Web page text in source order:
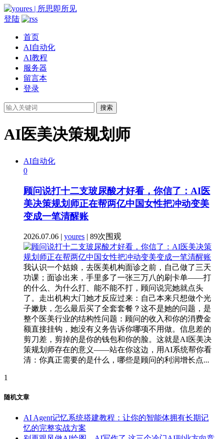
登陆
首页
AI自动化
AI教程
服务器
留言本
登录
搜索
AI医美决策规划师
AI自动化
0
顾问说打十二支玻尿酸才好看，你信了：AI医
美决策规划师正在帮两亿中国女性把冲动变美
变成一笔清醒账
2026.07.06 | youres | 89次围观
我认识一个姑娘，去医美机构面诊之前，自己做了三天
功课；面诊出来，手里多了一张三万八的刷卡单——打
的什么、为什么打、能不能不打，顾问说完她就点头
了。走出机构大门她才反应过来：自己本来只想做个光
子嫩肤，怎么最后买了全套套餐？这不是她的问题，是
整个医美行业的结构性问题：顾问的收入和你的消费金
额直接挂钩，她没有义务告诉你哪项不用做。信息差的
剪刀差，剪掉的是你的钱包和你的脸。这就是AI医美决
策规划师存在的意义——站在你这边，用AI系统帮你看
清：你真正需要的是什么，哪些是顾问的利润增长点...
1
随机文章
AI Agent记忆系统搭建教程：让你的智能体拥有长期记
忆的完整实战方案